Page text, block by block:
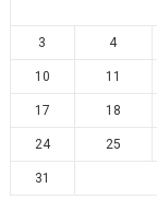
3 4
10 11
17 18
24 25
31